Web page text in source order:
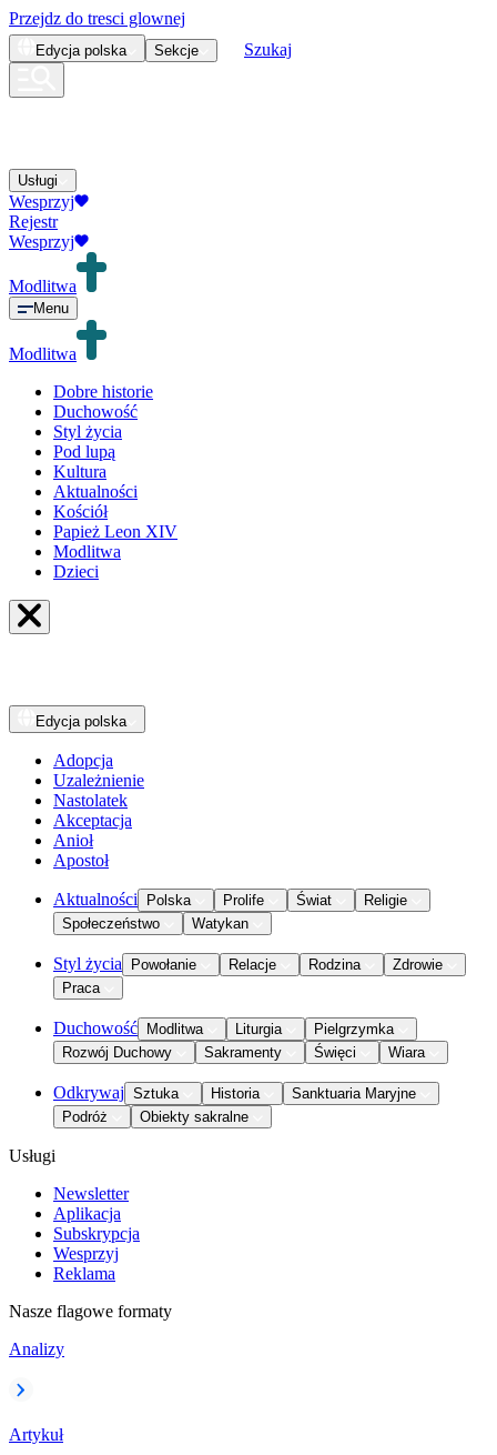
Przejdz do tresci glownej
Edycja polska Sekcje Szukaj
Usługi
Wesprzyj
Rejestr
Wesprzyj
Modlitwa
Menu
Modlitwa
Dobre historie
Duchowość
Styl życia
Pod lupą
Kultura
Aktualności
Kościół
Papież Leon XIV
Modlitwa
Dzieci
Edycja polska
Adopcja
Uzależnienie
Nastolatek
Akceptacja
Anioł
Apostoł
Aktualności Polska Prolife Świat
Religie
Społeczeństwo
Watykan
Styl życia Powołanie Relacje Rodzina
Zdrowie
Praca
Duchowość Modlitwa Liturgia
Pielgrzymka
Rozwój Duchowy
Sakramenty Święci Wiara
Odkrywaj Sztuka Historia
Sanktuaria Maryjne
Podróż
Obiekty sakralne
Usługi
Newsletter
Aplikacja
Subskrypcja
Wesprzyj
Reklama
Nasze flagowe formaty
Analizy
Artykuł